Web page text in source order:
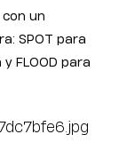
un
SPOT para
FLOOD para